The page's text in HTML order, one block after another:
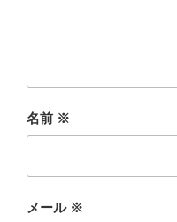
名前 ※
メール ※